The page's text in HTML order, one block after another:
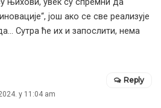
њихови, увек су спремни да
још ако се све реализује
Сутра ће их и запослити, нема
у 11:04 am
Reply